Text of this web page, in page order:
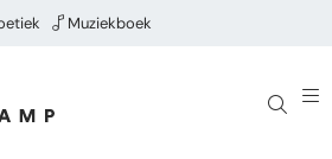
Muziekboek